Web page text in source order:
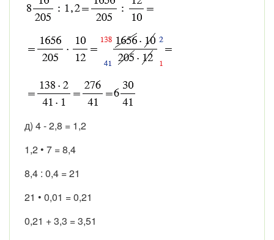
д) 4 - 2,8 = 1,2
1,2 • 7 = 8,4
8,4 : 0,4 = 21
21 • 0,01 = 0,21
0,21 + 3,3 = 3,51